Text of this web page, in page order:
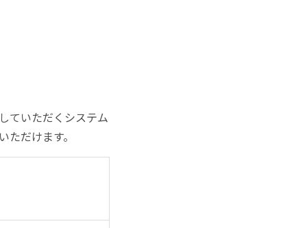
ていただくシステム
だけます。